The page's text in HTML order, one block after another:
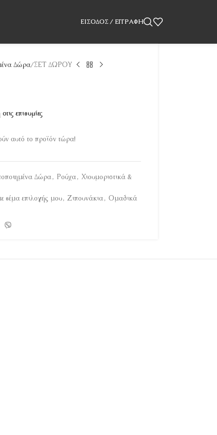
ΕΊΣΟΔΟΣ / ΕΓΓΡΑΦΉ
Δώρα ΣΕΤ ΔΩΡΟΥ
επιθυμίες
αυτό το προϊόν τώρα!
Δώρα, Ρούχα, Χιουμοριστικά &
θέμα επιλογής μου, Ζιπουνάκια, Ομαδικά